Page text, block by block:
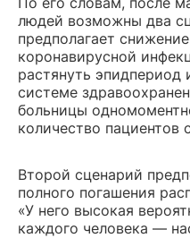
людей возможны два
предполагает
коронавирусной
растянуть эпидпериод
системе
больницы
количество пациентов
Второй сценарий
полного погашения
«У него высокая
каждого человека —